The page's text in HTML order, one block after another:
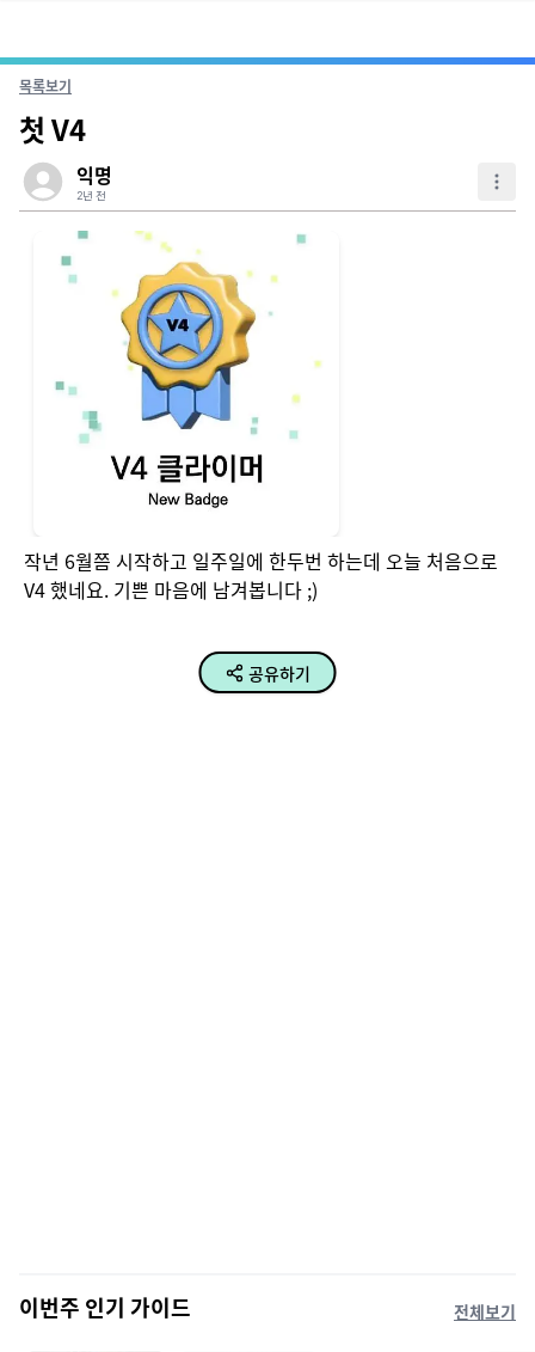
목록보기
첫 V4
익명
2년 전
작년 6월쯤 시작하고 일주일에 한두번 하는데 오늘 처음으로
V4 했네요. 기쁜 마음에 남겨봅니다 ;)
공유하기
이번주 인기 가이드 전체보기